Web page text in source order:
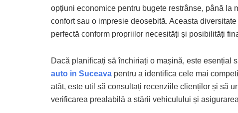
opțiuni economice pentru bugete restrânse, până la
confort sau o impresie deosebită. Aceasta
perfectă conform propriilor necesități și posibilități
Dacă planificați să închiriați o mașină, este esențial
auto in Suceava pentru a identifica cele mai
atât, este util să consultați recenziile clienților și să
verificarea prealabilă a stării vehiculului și